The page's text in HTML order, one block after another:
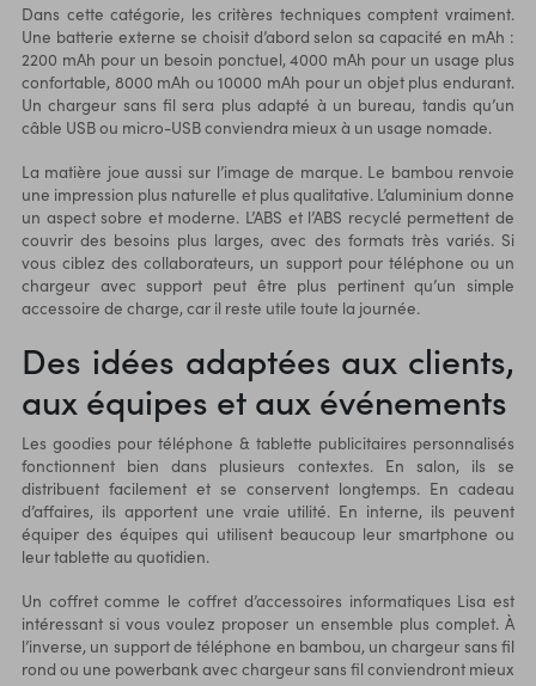
Dans cette catégorie, les critères techniques comptent vraiment.
Une batterie externe se choisit d’abord selon sa capacité en mAh :
2200 mAh pour un besoin ponctuel, 4000 mAh pour un usage plus
confortable, 8000 mAh ou 10000 mAh pour un objet plus endurant.
Un chargeur sans fil sera plus adapté à un bureau, tandis qu’un
câble USB ou micro-USB conviendra mieux à un usage nomade.
La matière joue aussi sur l’image de marque. Le bambou renvoie
une impression plus naturelle et plus qualitative. L’aluminium donne
un aspect sobre et moderne. L’ABS et l’ABS recyclé permettent de
couvrir des besoins plus larges, avec des formats très variés. Si
vous ciblez des collaborateurs, un support pour téléphone ou un
chargeur avec support peut être plus pertinent qu’un simple
accessoire de charge, car il reste utile toute la journée.
Des idées adaptées aux clients,
aux équipes et aux événements
Les goodies pour téléphone & tablette publicitaires personnalisés
fonctionnent bien dans plusieurs contextes. En salon, ils se
distribuent facilement et se conservent longtemps. En cadeau
d’affaires, ils apportent une vraie utilité. En interne, ils peuvent
équiper des équipes qui utilisent beaucoup leur smartphone ou
leur tablette au quotidien.
Un coffret comme le coffret d’accessoires informatiques Lisa est
intéressant si vous voulez proposer un ensemble plus complet. À
l’inverse, un support de téléphone en bambou, un chargeur sans fil
rond ou une powerbank avec chargeur sans fil conviendront mieux